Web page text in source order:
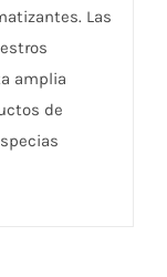
Las
amplia
de